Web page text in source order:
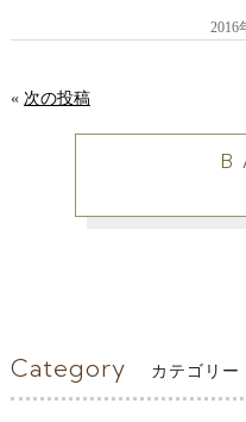
2016
« 次の投稿
Category カテゴリー